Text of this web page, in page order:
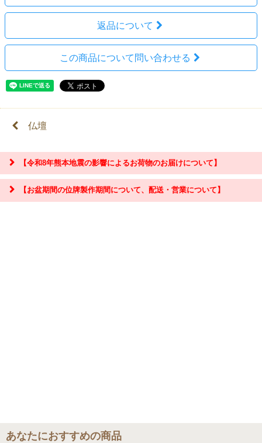
返品について
この商品について問い合わせる
仏壇
【令和8年熊本地震の影響によるお荷物のお届けについて】
【お盆期間の位牌製作期間について、配送・営業について】
あなたにおすすめの商品